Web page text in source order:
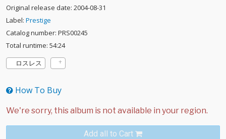
Original release date: 2004-08-31
Label: Prestige
Catalog number: PRS00245
Total runtime: 54:24
ロスレス
How To Buy
Add all to Cart